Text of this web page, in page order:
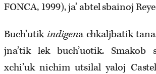
FONCA, 1999), ja’ abtel sbainoj
Buch’utik indigena chkaljbatik
jna’tik lek buch’uotik.
xchi’uk nichim utsilal yaloj